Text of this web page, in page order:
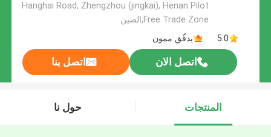
Hanghai Road, Zhengzhou (jingkai), Henan Pilot
Free Trade Zone,الصين
5.0
يدقّق ممون
اتصل الان اتصل بنا
المنتجات حول نا